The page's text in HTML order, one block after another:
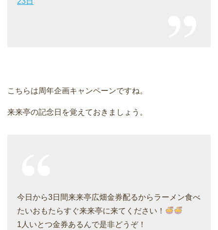
こちらは周年企画キャンペーンですね。
来来亭の記念日を覚えておきましょう。
今日から3日間来来亭広畑金券配るからラーメン食べ
たいおもたらすぐ来来亭に来てください！
1人いとつ金券あるんで是非どうぞ！